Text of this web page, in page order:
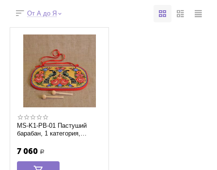
От А до Я
MS-K1-PB-01 Пастуший
барабан, 1 категория,
7 060 Р